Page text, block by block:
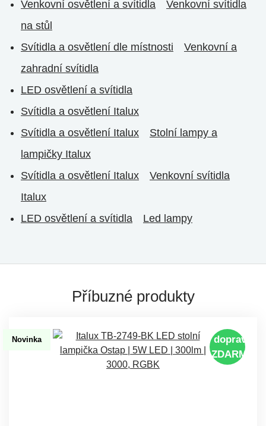
Venkovní osvětlení a svítidla
Venkovní svítidla
na stůl
Svítidla a osvětlení dle místnosti
Venkovní a
zahradní svítidla
LED osvětlení a svítidla
Svítidla a osvětlení Italux
Svítidla a osvětlení Italux
Stolní lampy a
lampičky Italux
Svítidla a osvětlení Italux
Venkovní svítidla
Italux
LED osvětlení a svítidla
Led lampy
Příbuzné produkty
Novinka
doprava
ZDARMA